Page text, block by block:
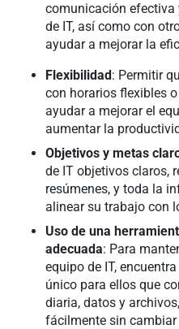
comunicación efectiva
de IT, así como con
ayudar a mejorar la
Flexibilidad : Permitir
con horarios flexibles
ayudar a mejorar el
aumentar la
Objetivos y metas
de IT objetivos claros,
resúmenes, y toda la
alinear su trabajo con
Uso de una
adecuada: Para
equipo de IT,
único para ellos que
diaria, datos y
fácilmente sin cambiar